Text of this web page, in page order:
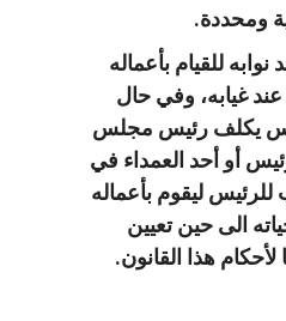
ومحددة.
للقيام بأعماله
غيابه، وفي حال
يكلف رئيس مجلس
أو أحد العمداء في
ليقوم بأعماله
الى حين تعيين
هذا القانون.